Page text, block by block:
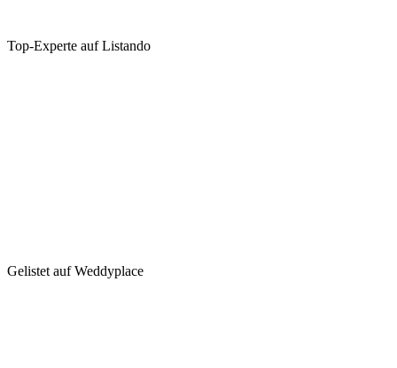
Top-Experte auf Listando
Gelistet auf Weddyplace